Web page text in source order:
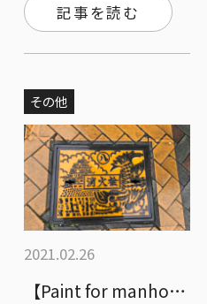
記事を読む
その他
2021.02.26
【Paint for manhole c…